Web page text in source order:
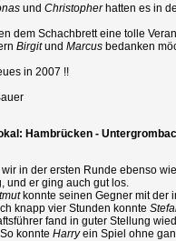
und Christopherhatten es in
dem Schachbrett eine tolle
Birgitund Marcusbedanken
in 2007 !!
Hambrücken -
wir in der ersten Runde ebenso
und er ging auch gut los.
konnte seinen Gegner mit der
knapp vier Stunden konnte
fand in guter Stellung
konnte Harryein Spiel ohne